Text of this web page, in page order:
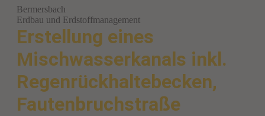
Bermersbach
Erdbau und Erdstoffmanagement
Erstellung eines
Mischwasserkanals inkl.
Regenrückhaltebecken,
Fautenbruchstraße